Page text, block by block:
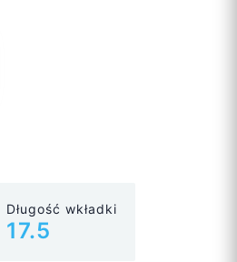
Długość wkładki
17.5